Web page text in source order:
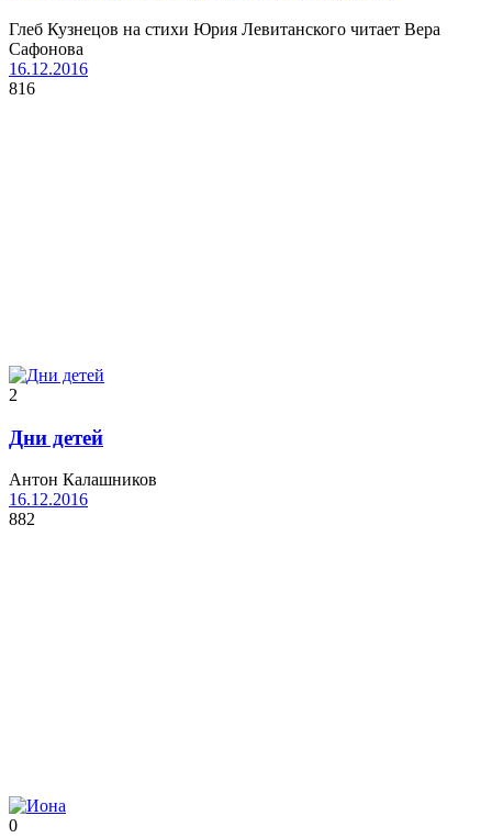
Глеб Кузнецов на стихи Юрия Левитанского читает Вера
Сафонова
16.12.2016
816
2
Дни детей
Антон Калашников
16.12.2016
882
0